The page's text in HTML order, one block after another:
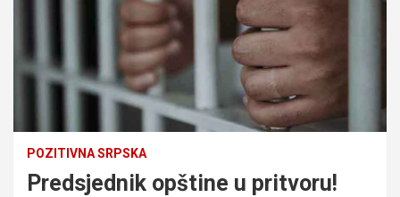
POZITIVNA SRPSKA
Predsjednik opštine u pritvoru!